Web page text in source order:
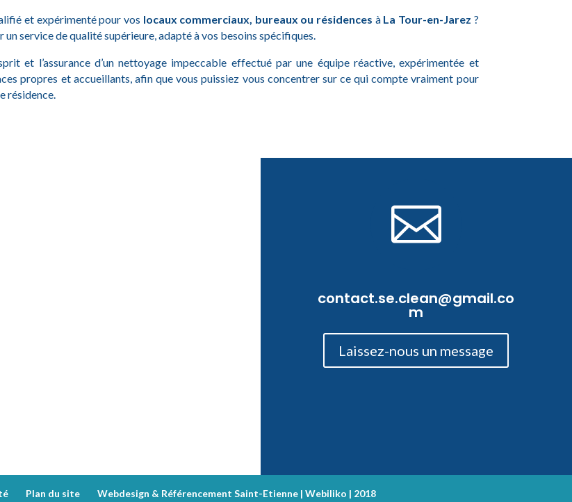
et expérimenté pour vos locaux commerciaux, bureaux ou résidences à La Tour-en-Jarez ?
service de qualité supérieure, adapté à vos besoins spécifiques.
et l’assurance d’un nettoyage impeccable effectué par une équipe réactive, expérimentée et
propres et accueillants, afin que vous puissiez vous concentrer sur ce qui compte vraiment pour
résidence.

contact.se.clean@gmail.co
m
Laissez-nous un message
Plan du site Webdesign & Référencement Saint-Etienne | Webiliko | 2018